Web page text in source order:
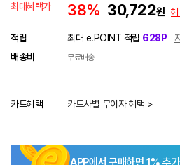
최대혜택가
38% 30,722원
적립 최대 e.POINT 적립 628P
배송비
무료배송
카드혜택 카드사별 무이자 혜택 >
APP에서 구매하면 1% 추